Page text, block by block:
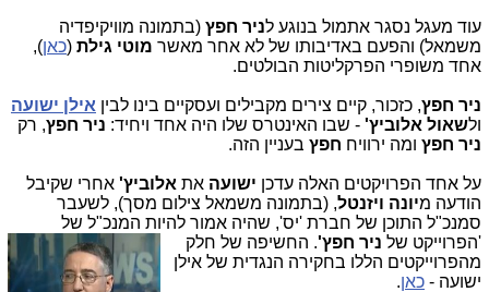
עוד מעגל נסגר אתמול בנוגע לניר חפץ (בתמונה מוויקיפדיה
משמאל) והפעם באדיבותו של לא אחר מאשר מוטי גילת (כאן),
אחד משופרי הפרקליטות הבולטים.
ניר חפץ, כזכור, קיים צירים מקבילים ועסקיים בינו לבין אילן ישועה
ולשאול אלוביץ' - שבו האינטרס שלו היה אחד ויחיד: ניר חפץ, רק
ניר חפץ ומה ירוויח חפץ בעניין הזה.
על אחד הפרויקטים האלה עדכן ישועה את אלוביץ' אחרי שקיבל
הודעה מיונה ויזנטל, (בתמונה משמאל צילום מסך), לשעבר
סמנכ"ל התוכן של חברת 'יס', שהיה אמור להיות המנכ"ל של
'הפרוייקט של ניר חפץ'. החשיפה של חלק
מהפרוייקטים הללו בחקירה הנגדית של אילן
ישועה - כאן.